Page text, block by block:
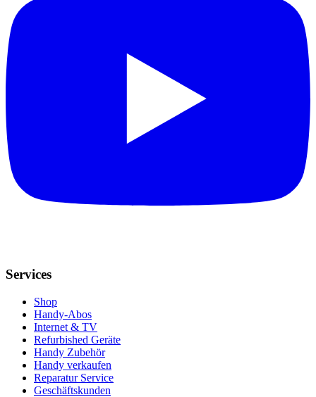
Services
Shop
Handy-Abos
Internet & TV
Refurbished Geräte
Handy Zubehör
Handy verkaufen
Reparatur Service
Geschäftskunden